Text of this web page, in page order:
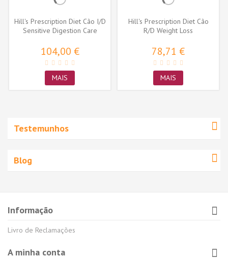
Hill's Prescription Diet Cão I/D
Sensitive Digestion Care
104,00 €
MAIS
Hill's Prescription Diet Cão
R/D Weight Loss
78,71 €
MAIS
Testemunhos
Blog
Informação
Livro de Reclamações
A minha conta